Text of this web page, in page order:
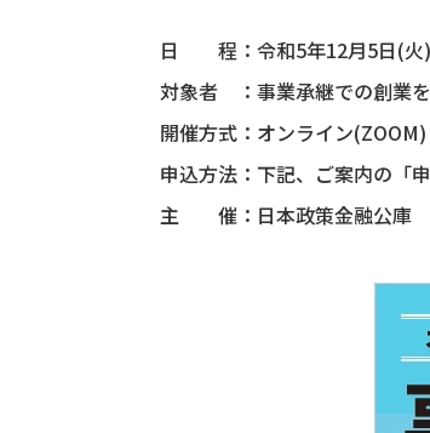
日 程：令和5年12月5日(火
対象者 ：事業承継での創業
開催方式：オンライン(ZOOM)
申込方法：下記、ご案内の「
主 催：日本政策金融公庫